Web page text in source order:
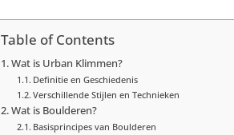
Table of Contents
Wat is Urban Klimmen?
Definitie en Geschiedenis
Verschillende Stijlen en Technieken
Wat is Boulderen?
Basisprincipes van Boulderen